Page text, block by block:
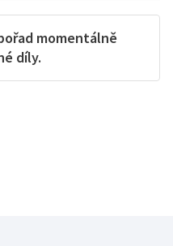
momentálně
díly.